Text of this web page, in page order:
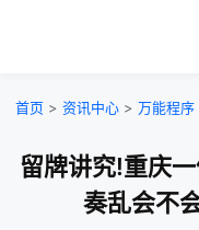
首页 > 资讯中心 > 万能程序
留牌讲究!重庆
奏乱会不